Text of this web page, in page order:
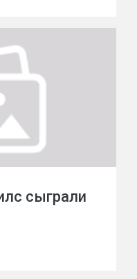
сыграли